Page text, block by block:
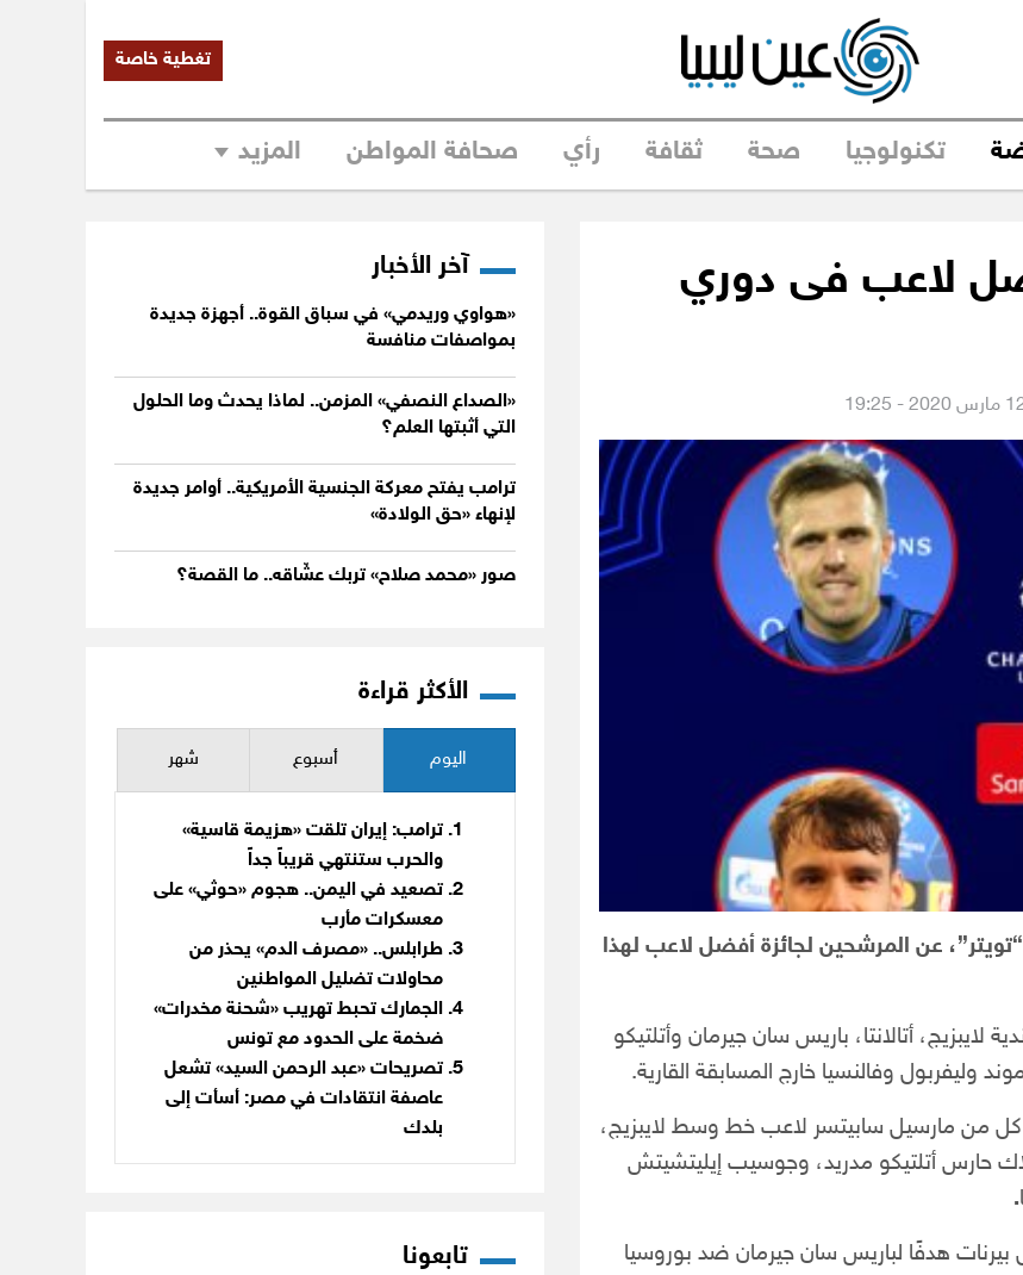
تغطية خاصة
تكنولوجيا صحة ثقافة رأي صحافة المواطن المزيد
لاعب فى دوري
عن المرشحين لجائزة أفضل لاعب لهذا
لايبزيج، أتالانتا، باريس سان جيرمان وأتلتيكو
وليفربول وفالنسيا خارج المسابقة القارية.
من مارسيل سابيتسر لاعب خط وسط لايبزيج،
حارس أتلتيكو مدريد، وجوسيب إيليتشيتش
.
هدفًا لباريس سان جيرمان ضد بوروسيا
آخر الأخبار
«هواوي وريدمي» في سباق القوة.. أجهزة جديدة
بمواصفات منافسة
«الصداع النصفي» المزمن.. لماذا يحدث وما الحلول
التي أثبتها العلم؟
ترامب يفتح معركة الجنسية الأمريكية.. أوامر جديدة
لإنهاء «حق الولادة»
صور «محمد صلاح» تربك عشّاقه.. ما القصة؟
الأكثر قراءة
اليوم أسبوع شهر
ترامب: إيران تلقت «هزيمة قاسية»
والحرب ستنتهي قريباً جداً
تصعيد في اليمن.. هجوم «حوثي» على
معسكرات مأرب
طرابلس.. «مصرف الدم» يحذر من
محاولات تضليل المواطنين
الجمارك تحبط تهريب «شحنة مخدرات»
ضخمة على الحدود مع تونس
تصريحات «عبد الرحمن السيد» تشعل
عاصفة انتقادات في مصر: أسأت إلى
بلدك
تابعونا